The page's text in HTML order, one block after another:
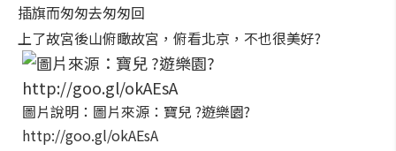
插旗而匆匆去匆匆回
上了故宮後山俯瞰故宮，俯看北京，不也很美好?
圖片說明：圖片來源：寶兒 ?遊樂園?
http://goo.gl/okAEsA